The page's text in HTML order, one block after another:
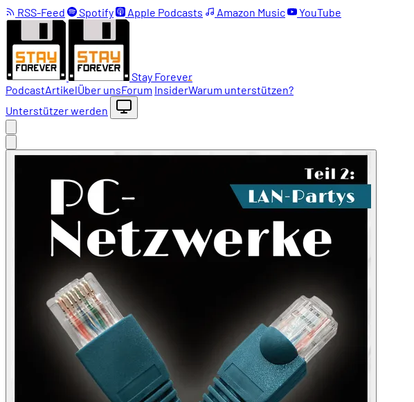
RSS-Feed Spotify Apple Podcasts Amazon Music YouTube
Stay Forever
PodcastArtikelÜber unsForum InsiderWarum unterstützen?
Unterstützer werden